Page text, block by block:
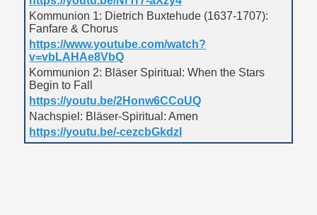
Kommunion 1: Dietrich Buxtehude (1637-1707):
Fanfare & Chorus
https://www.youtube.com/watch?
v=vbLAHAe8VbQ
Kommunion 2: Bläser Spiritual: When the Stars
Begin to Fall
https://youtu.be/2Honw6CCoUQ
Nachspiel: Bläser-Spiritual: Amen
https://youtu.be/-cezcbGkdzI